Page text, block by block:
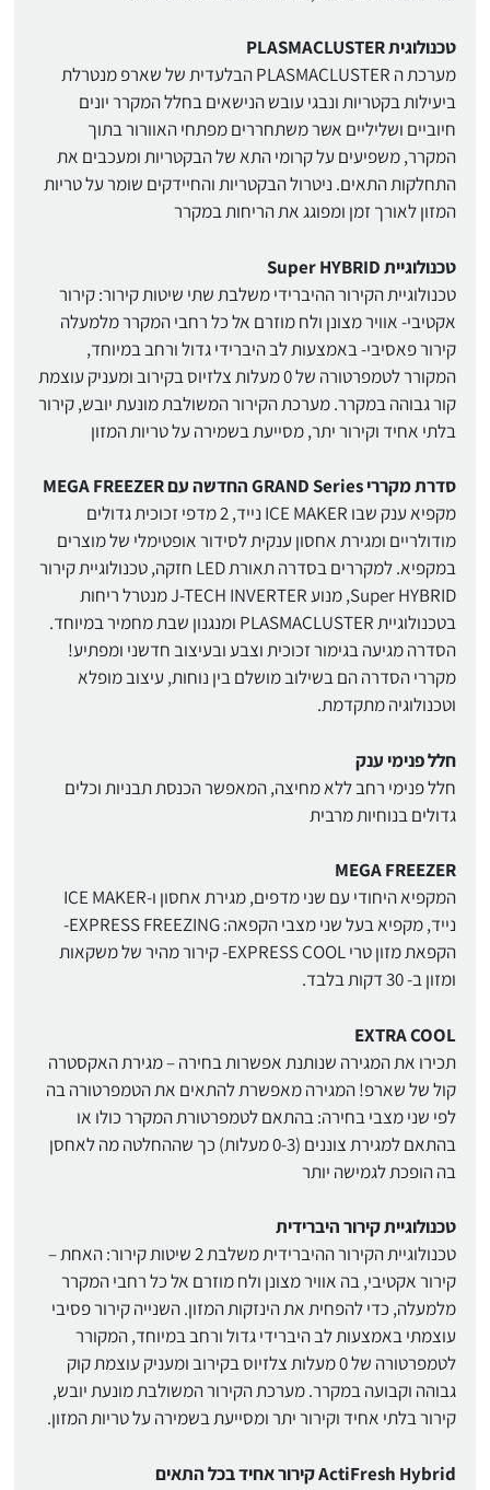
טכנולוגית PLASMACLUSTER
מערכת ה PLASMACLUSTER הבלעדית של שארפ מנטרלת
ביעילות בקטריות ונבגי עובש הנישאים בחלל המקרר יונים
חיוביים ושליליים אשר משתחררים מפתחי האוורור בתוך
המקרר, משפיעים על קרומי התא של הבקטריות ומעכבים את
התחלקות התאים. ניטרול הבקטריות והחיידקים שומר על טריות
המזון לאורך זמן ומפוגג את הריחות במקרר
טכנולוגיית Super HYBRID
טכנולוגיית הקירור ההיברידי משלבת שתי שיטות קירור: קירור
אקטיבי- אוויר מצונן ולח מוזרם אל כל רחבי המקרר מלמעלה
קירור פאסיבי- באמצעות לב היברידי גדול ורחב במיוחד,
המקורר לטמפרטורה של 0 מעלות צלזיוס בקירוב ומעניק עוצמת
קור גבוהה במקרר. מערכת הקירור המשולבת מונעת יובש, קירור
בלתי אחיד וקירור יתר, מסייעת בשמירה על טריות המזון
סדרת מקררי GRAND Series החדשה עם MEGA FREEZER
מקפיא ענק שבו ICE MAKER נייד, 2 מדפי זכוכית גדולים
מודולריים ומגירת אחסון ענקית לסידור אופטימלי של מוצרים
במקפיא. למקררים בסדרה תאורת LED חזקה, טכנולוגיית קירור
Super HYBRID, מנוע J-TECH INVERTER מנטרל ריחות
בטכנולוגיית PLASMACLUSTER ומנגנון שבת מחמיר במיוחד.
הסדרה מגיעה בגימור זכוכית וצבע ובעיצוב חדשני ומפתיע!
מקררי הסדרה הם בשילוב מושלם בין נוחות, עיצוב מופלא
וטכנולוגיה מתקדמת.
חלל פנימי ענק
חלל פנימי רחב ללא מחיצה, המאפשר הכנסת תבניות וכלים
גדולים בנוחיות מרבית
MEGA FREEZER
המקפיא היחודי עם שני מדפים, מגירת אחסון ו-ICE MAKER
נייד, מקפיא בעל שני מצבי הקפאה: EXPRESS FREEZING-
הקפאת מזון טרי EXPRESS COOL- קירור מהיר של משקאות
ומזון ב- 30 דקות בלבד.
EXTRA COOL
תכירו את המגירה שנותנת אפשרות בחירה – מגירת האקסטרה
קול של שארפ! המגירה מאפשרת להתאים את הטמפרטורה בה
לפי שני מצבי בחירה: בהתאם לטמפרטורת המקרר כולו או
בהתאם למגירת צוננים (0-3 מעלות) כך שההחלטה מה לאחסן
בה הופכת לגמישה יותר
טכנולוגיית קירור היברידית
טכנולוגיית הקירור ההיברידית משלבת 2 שיטות קירור: האחת –
קירור אקטיבי, בה אוויר מצונן ולח מוזרם אל כל רחבי המקרר
מלמעלה, כדי להפחית את הינזקות המזון. השנייה קירור פסיבי
עוצמתי באמצעות לב היברידי גדול ורחב במיוחד, המקורר
לטמפרטורה של 0 מעלות צלזיוס בקירוב ומעניק עוצמת קוק
גבוהה וקבועה במקרר. מערכת הקירור המשולבת מונעת יובש,
קירור בלתי אחיד וקירור יתר ומסייעת בשמירה על טריות המזון.
ActiFresh Hybrid קירור אחיד בכל התאים